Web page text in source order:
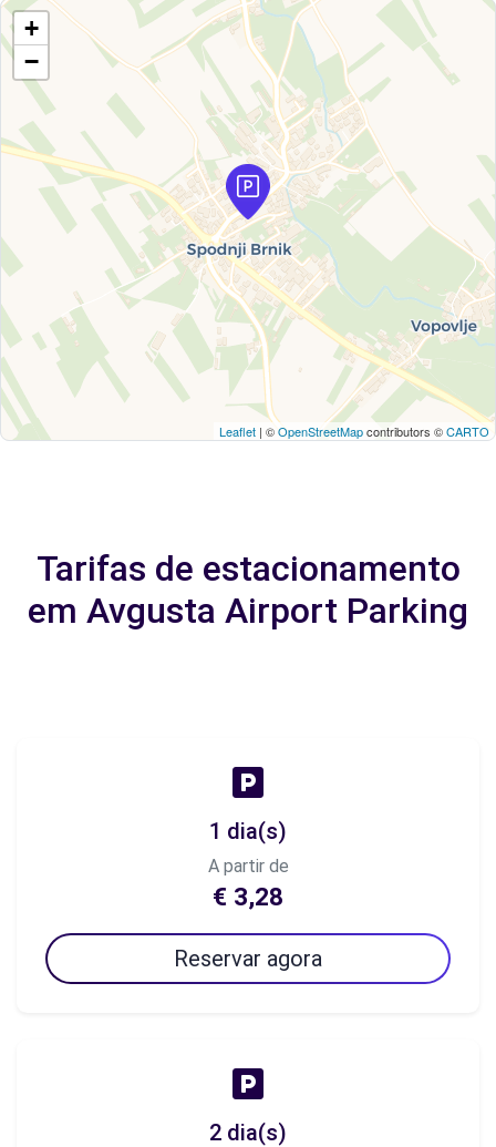
+
−
Leaflet | ©OpenStreetMapcontributors ©CARTO
Tarifas de estacionamento
em Avgusta Airport Parking
1 dia(s)
A partir de
€ 3,28
Reservar agora
2 dia(s)